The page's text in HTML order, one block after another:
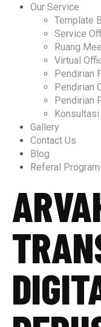
Our Service
Template
Service
Ruang
Virtual
Pendirian
Pendirian
Pendirian
Konsultasi
Gallery
Contact Us
Blog
Referal Program